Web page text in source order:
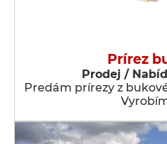
Prírez
Prodej /
Predám prírezy z